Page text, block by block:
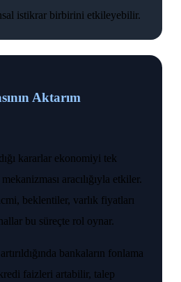
istikrar birbirini etkileyebilir.
Aktarım
kararlar ekonomiyi tek
aracılığıyla etkiler.
beklentiler, varlık fiyatları
bu süreçte rol oynar.
bankaların fonlama
faizleri artabilir, talep